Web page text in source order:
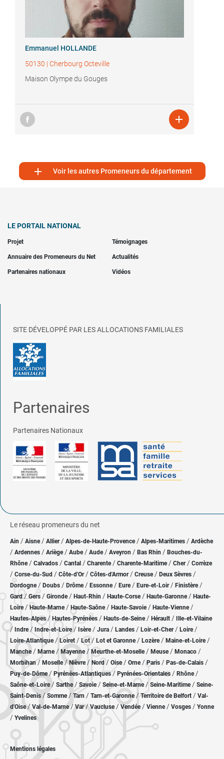
Emmanuel HOLLANDE
50130 | Cherbourg Octeville
Maison Olympe du Gouges

 Voir les autres Promeneurs du département
LE PORTAIL NATIONAL
Projet Témoignages
Annuaire des Promeneurs du Net Actualités
Partenaires nationaux Vidéos
SITE DÉVELOPPÉ PAR LES ALLOCATIONS FAMILIALES
Partenaires
Partenaires Nationaux
Le réseau promeneurs du net
Ain / Aisne/ Allier/ Alpes-de-Haute-Provence / Alpes-Maritimes / Ardèche
/ Ardennes / Ariège/ Aube/ Aude / Aveyron / Bas Rhin / Bouches-du-
Rhône/ Calvados / Cantal / Charente / Charente-Maritime/ Cher / Corrèze
/ Corse-du-Sud / Côte-d'Or / Côtes-d'Armor/ Creuse/ Deux Sèvres /
Dordogne/ Doubs / Drôme/ Essonne / Eure/ Eure-et-Loir / Finistère/
Gard/Gers / Gironde/ Haut-Rhin / Haute-Corse/ Haute-Garonne/ Haute-
Loire/Haute-Marne/ Haute-Saône/ Haute-Savoie/ Haute-Vienne/
Hautes-Alpes/ Hautes-Pyrénées / Hauts-de-Seine/ Hérault / Ille-et-Vilaine
/ Indre/ Indre-et-Loire/ Isère/ Jura / Landes / Loir-et-Cher/ Loire/
Loire-Atlantique/ Loiret / Lot/ Lot et Garonne/ Lozère / Maine-et-Loire/
Manche/ Marne/ Mayenne/ Meurthe-et-Moselle/ Meuse/ Monaco /
Morbihan/ Moselle/ Nièvre / Nord/ Oise / Orne/Paris / Pas-de-Calais /
Puy-de-Dôme/ Pyrénées-Atlantiques / Pyrénées-Orientales / Rhône/
Saône-et-Loire/ Sarthe/ Savoie/ Seine-et-Marne/ Seine-Maritime/ Seine-
Saint-Denis /Somme/ Tarn / Tarn-et-Garonne/Territoire de Belfort / Val-
d'Oise/ Val-de-Marne/Var/Vaucluse/ Vendée/ Vienne/ Vosges / Yonne
/ Yvelines
Mentions légales